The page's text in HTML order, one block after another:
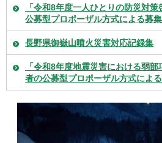
「令和8年度一人ひとりの防災対
公募型プロポーザル方式による募
長野県御嶽山噴火災害対応記録集
「令和8年度地震災害における弱
者の公募型プロポーザル方式によ